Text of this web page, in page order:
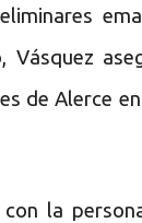
Vásquez
de Alerce
la